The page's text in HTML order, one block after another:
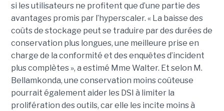
si les utilisateurs ne profitent que d’une partie des
avantages promis par l’hyperscaler. « La baisse des
coûts de stockage peut se traduire par des durées de
conservation plus longues, une meilleure prise en
charge de la conformité et des enquêtes d’incident
plus complètes », a estimé Mme Walter. Et selon M.
Bellamkonda, une conservation moins coûteuse
pourrait également aider les DSI à limiter la
prolifération des outils, car elle les incite moins à